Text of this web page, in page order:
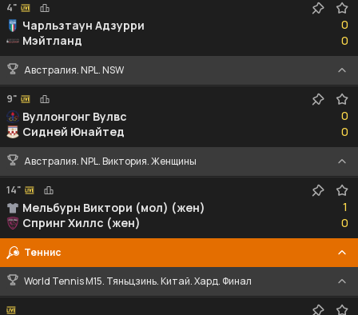
4"
Чарльзтаун Адзурри
Мэйтланд
0
0
0
0
Австралия. NPL. NSW
9"
Вуллонгонг Вулвс
Сидней Юнайтед
0
0
0
0
Австралия. NPL. Виктория. Женщины
14"
Мельбурн Виктори (мол) (жен)
Спринг Хиллс (жен)
1
10
0
Теннис
World Tennis M15. Тяньцзинь. Китай. Хард. Финал